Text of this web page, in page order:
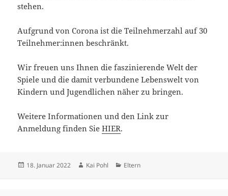
stehen.
Aufgrund von Corona ist die Teilnehmerzahl auf 30
Teilnehmer:innen beschränkt.
Wir freuen uns Ihnen die faszinierende Welt der
Spiele und die damit verbundene Lebenswelt von
Kindern und Jugendlichen näher zu bringen.
Weitere Informationen und den Link zur
Anmeldung finden SieHIER.
Veröffentlicht
18. Januar 2022 Autor
Kai Pohl Kategorien
Eltern